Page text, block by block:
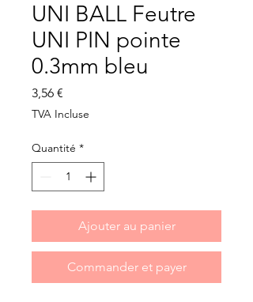
UNI BALL Feutre
UNI PIN pointe
0.3mm bleu
3,56 €
TVA Incluse
Quantité *
Ajouter au panier
Commander et payer